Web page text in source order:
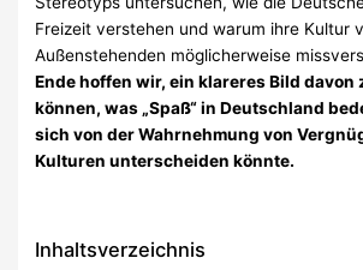
Freizeit verstehen und warum ihre Kultur
Außenstehenden möglicherweise
Ende hoffen wir, ein klareres Bild davon
können, was „Spaß“ in Deutschland
sich von der Wahrnehmung von
Kulturen unterscheiden könnte.
Inhaltsverzeichnis